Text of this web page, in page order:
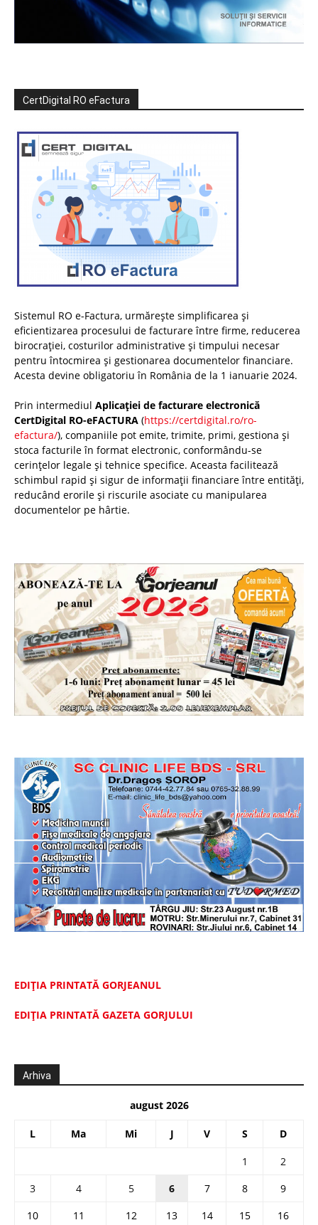
CertDigital RO eFactura
Sistemul RO e-Factura, urmărește simplificarea și
eficientizarea procesului de facturare între firme, reducerea
birocrației, costurilor administrative și timpului necesar
pentru întocmirea și gestionarea documentelor financiare.
Acesta devine obligatoriu în România de la 1 ianuarie 2024.
Prin intermediul Aplicației de facturare electronică
CertDigital RO-eFACTURA (https://certdigital.ro/ro-
efactura/), companiile pot emite, trimite, primi, gestiona și
stoca facturile în format electronic, conformându-se
cerințelor legale și tehnice specifice. Aceasta facilitează
schimbul rapid și sigur de informații financiare între entități,
reducând erorile și riscurile asociate cu manipularea
documentelor pe hârtie.
EDIȚIA PRINTATĂ GORJEANUL
EDIŢIA PRINTATĂ GAZETA GORJULUI
Arhiva
august 2026
L Ma Mi J V S D
1
2
3
4 5 6 7 8
9
10
11 12 13 14 15 16